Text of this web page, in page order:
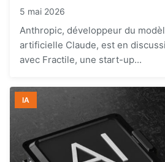
5 mai 2026
Anthropic, développeur du
artificielle Claude, est en
avec Fractile, une start-up...
IA